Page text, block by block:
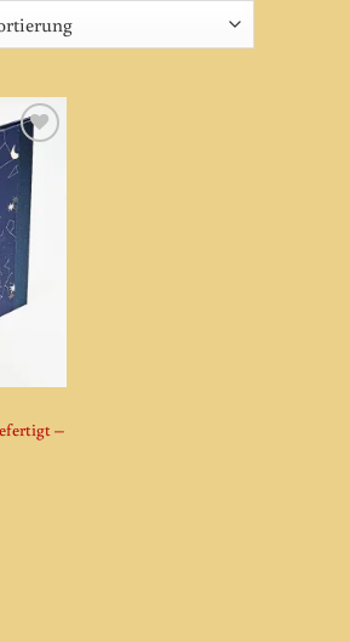
Add to
wishlist
–